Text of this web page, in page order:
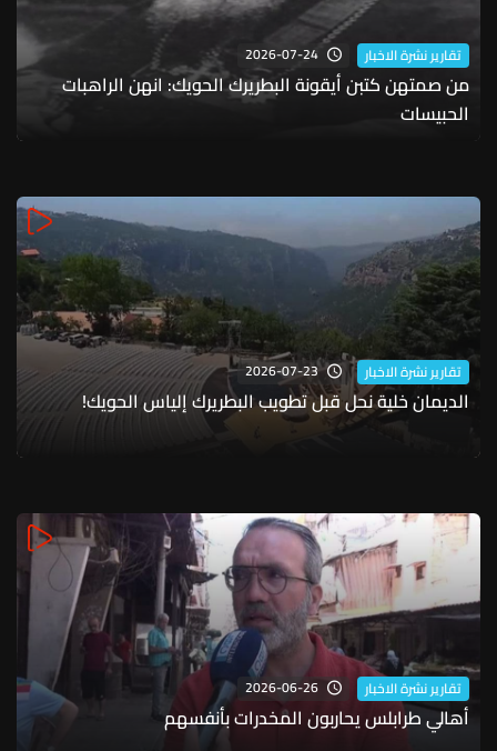
تقارير نشرة الاخبار 2026-07-24
من صمتهن كتبن أيقونة البطريرك الحويك: انهن الراهبات
الحبيسات
تقارير نشرة الاخبار 2026-07-23
الديمان خلية نحل قبل تطويب البطريرك إلياس الحويك!
تقارير نشرة الاخبار 2026-06-26
أهالي طرابلس يحاربون المخدرات بأنفسهم